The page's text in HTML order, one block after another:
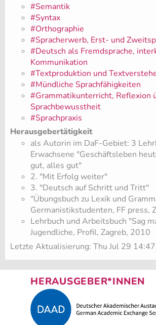
#Semantik
#Syntax
#Orthographie
#Spracherwerb, Erst- und
#Deutsch als Fremdsprache,
Kommunikation
#Textproduktion und
#Mündliche Sprachfähigkeiten
#Grammatikunterricht, Reflexion
Sprachbewusstheit
#Sprachpraxis
Herausgebertätigkeit
als Autorin im DaF-Gebiet: 3
Erwachsene "Geschäftsleben
gut, alles gut"
2. "Mit Erfolg weiter"
3. "Deutsch auf Schritt und Tritt"
"Übungsbuch zu Lexik und
Germanistikstudenten, FF press,
Lehrbuch und Arbeitsbuch "Sag
Jugendliche, Profil, Zagreb, 2010
Letzte Aktualisierung: Thu Jul 29
HERAUSGEBER*INNEN